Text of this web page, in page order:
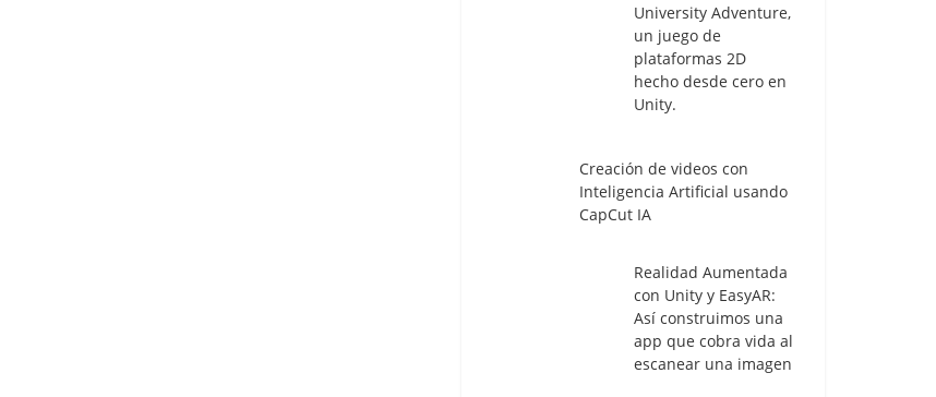
University Adventure,
un juego de
plataformas 2D
hecho desde cero en
Unity.
Creación de videos con
Inteligencia Artificial usando
CapCut IA
Realidad Aumentada
con Unity y EasyAR:
Así construimos una
app que cobra vida al
escanear una imagen